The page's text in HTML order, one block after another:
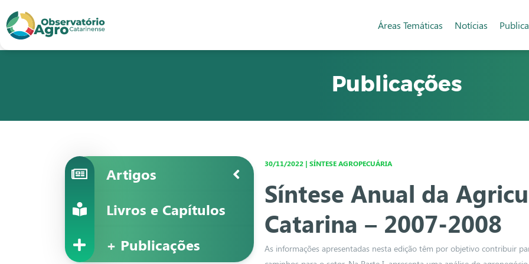
2
3
4
Áreas Temáticas Notícias
Publicações
Artigos
Livros e Capítulos
+ Publicações
30/11/2022 | SÍNTESE AGROPECUÁRIA
Síntese Anual da
Catarina – 2007-2008
As informações apresentadas nesta edição têm por objetivo contribuir